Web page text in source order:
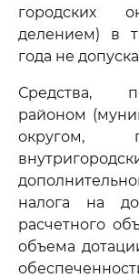
городских
делением) в
года не
Средства,
районом
округом,
налога на
расчетного
объема